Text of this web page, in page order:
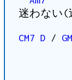
迷わない
CM7 D /